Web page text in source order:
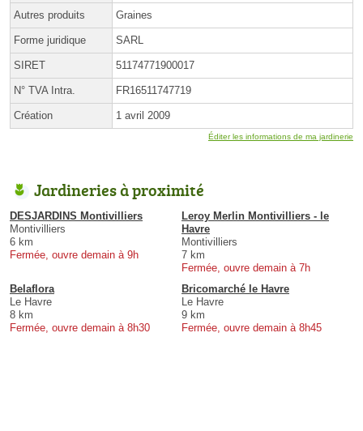
Autres produits Graines
Forme juridique SARL
SIRET 51174771900017
N° TVA Intra. FR16511747719
Création 1 avril 2009
Éditer les informations de ma jardinerie
Jardineries à proximité
DESJARDINS Montivilliers
Montivilliers
6 km
Fermée, ouvre demain à 9h
Leroy Merlin Montivilliers - le
Havre
Montivilliers
7 km
Fermée, ouvre demain à 7h
Belaflora
Le Havre
8 km
Fermée, ouvre demain à 8h30
Bricomarché le Havre
Le Havre
9 km
Fermée, ouvre demain à 8h45